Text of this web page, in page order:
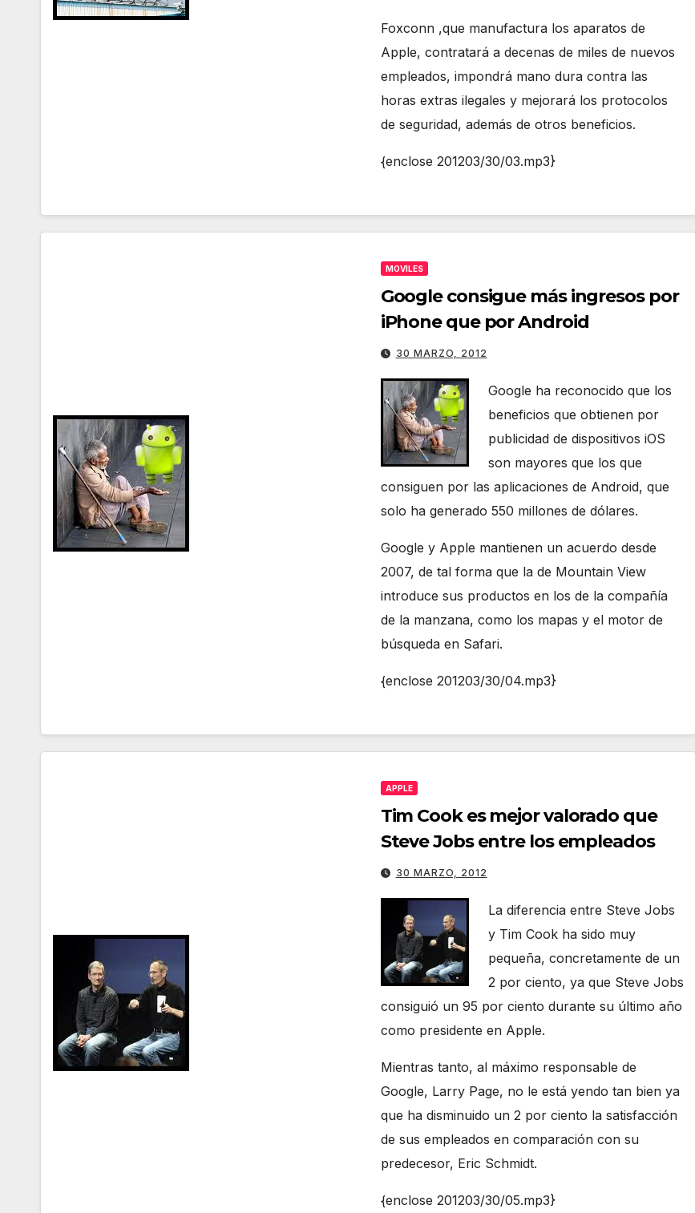
Foxconn ,que manufactura los aparatos de
Apple, contratará a decenas de miles de nuevos
empleados, impondrá mano dura contra las
horas extras ilegales y mejorará los protocolos
de seguridad, además de otros beneficios.
{enclose 201203/30/03.mp3}
MOVILES
Google consigue más ingresos por
iPhone que por Android
30 MARZO, 2012
Google ha reconocido que los
beneficios que obtienen por
publicidad de dispositivos iOS
son mayores que los que
consiguen por las aplicaciones de Android, que
solo ha generado 550 millones de dólares.
Google y Apple mantienen un acuerdo desde
2007, de tal forma que la de Mountain View
introduce sus productos en los de la compañía
de la manzana, como los mapas y el motor de
búsqueda en Safari.
{enclose 201203/30/04.mp3}
APPLE
Tim Cook es mejor valorado que
Steve Jobs entre los empleados
30 MARZO, 2012
La diferencia entre Steve Jobs
y Tim Cook ha sido muy
pequeña, concretamente de un
2 por ciento, ya que Steve Jobs
consiguió un 95 por ciento durante su último año
como presidente en Apple.
Mientras tanto, al máximo responsable de
Google, Larry Page, no le está yendo tan bien ya
que ha disminuido un 2 por ciento la satisfacción
de sus empleados en comparación con su
predecesor, Eric Schmidt.
{enclose 201203/30/05.mp3}